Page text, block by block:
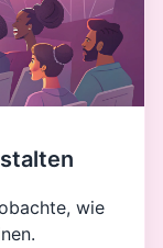
wie